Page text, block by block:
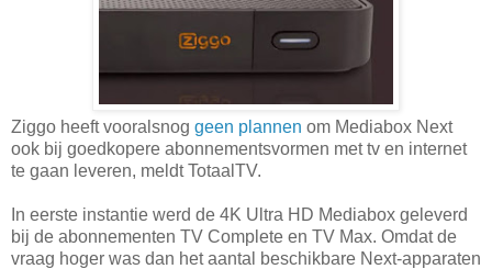
Ziggo heeft vooralsnog geen plannen om Mediabox Next
ook bij goedkopere abonnementsvormen met tv en internet
te gaan leveren, meldt TotaalTV.
In eerste instantie werd de 4K Ultra HD Mediabox geleverd
bij de abonnementen TV Complete en TV Max. Omdat de
vraag hoger was dan het aantal beschikbare Next-apparaten